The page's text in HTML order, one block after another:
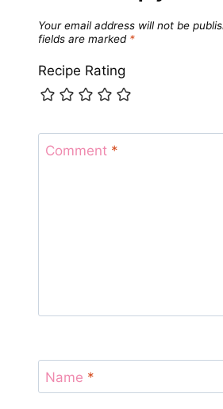
Your email address will not be
fields are marked *
Recipe Rating
Comment *
Name *